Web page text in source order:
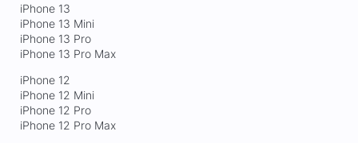
iPhone 13
iPhone 13 Mini
iPhone 13 Pro
iPhone 13 Pro Max
iPhone 12
iPhone 12 Mini
iPhone 12 Pro
iPhone 12 Pro Max